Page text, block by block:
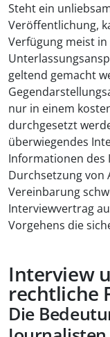
Steht ein
Veröffentlichung,
Verfügung meist
geltend gemacht
nur in einem
durchgesetzt
überwiegendes
Informationen des
Durchsetzung von
Vereinbarung
Interviewvertrag
Vorgehens die
Interview
rechtliche
Die